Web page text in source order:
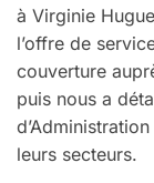
à Virginie
l’offre de
couverture
puis nous a
leurs secteurs.